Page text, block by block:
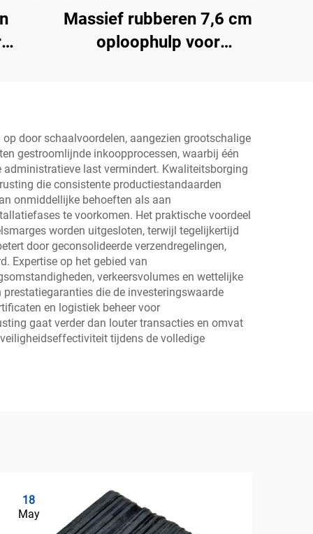
Massief rubberen 7,6 cm
oploophulp voor
snelheidsbump
Productcategorie
door schaalvoordelen, aangezien grootschalige
gestroomlijnde inkoopprocessen, waarbij één
administratieve last vermindert. Kwaliteitsborging
die consistente productiestandaarden
onmiddellijke behoeften als aan
te voorkomen. Het praktische voordeel
worden uitgesloten, terwijl tegelijkertijd
door geconsolideerde verzendregelingen,
Expertise op het gebied van
verkeersvolumes en wettelijke
die de investeringswaarde
en logistiek beheer voor
gaat verder dan louter transacties en omvat
tijdens de volledige
18
May